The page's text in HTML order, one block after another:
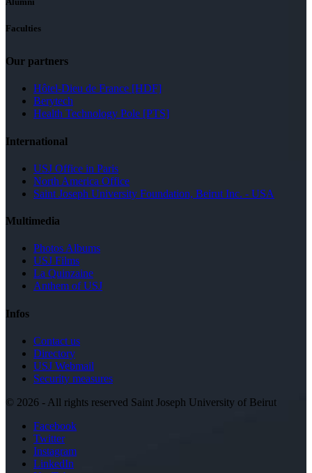
Faculties
Our partners
Hôtel-Dieu de France [HDF]
Berytech
Health Technology Pole [PTS]
International
USJ Office in Paris
North America Office
Saint Joseph University Foundation, Beirut Inc. - USA
Multimedia
Photos Albums
USJ Films
La Quinzaine
Anthem of USJ
Infos
Contact us
Directory
USJ Webmail
Security measures
© 2026 - All rights reserved Saint Joseph University of Beirut
Facebook
Twitter
Instagram
LinkedIn